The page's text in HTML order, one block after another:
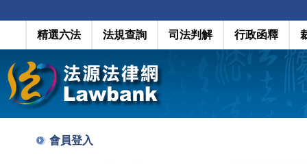
精選六法 法規查詢 司法判解 行政函釋
會員登入